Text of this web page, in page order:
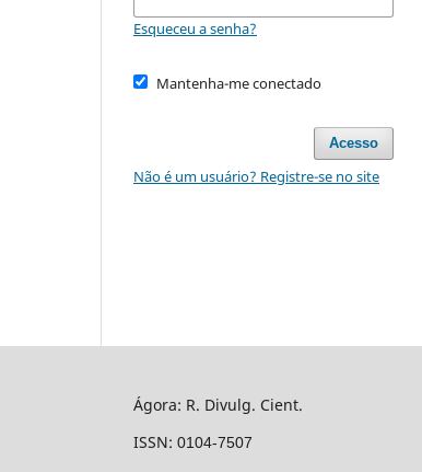
Esqueceu a senha?
Mantenha-me conectado
Acesso
Não é um usuário? Registre-se no site
Ágora: R. Divulg. Cient.
ISSN: 0104-7507